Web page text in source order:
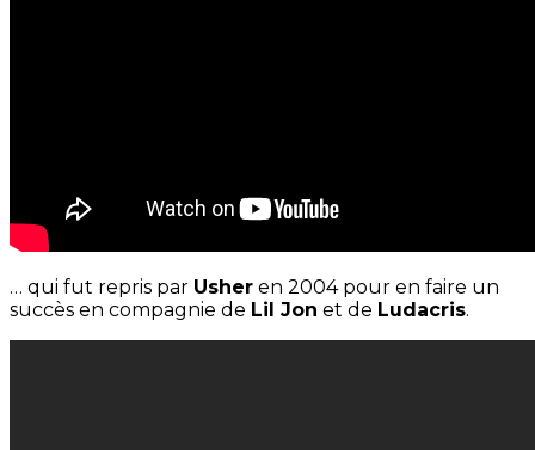
… qui fut repris par Usher en 2004 pour en faire un
succès en compagnie de Lil Jon et de Ludacris.